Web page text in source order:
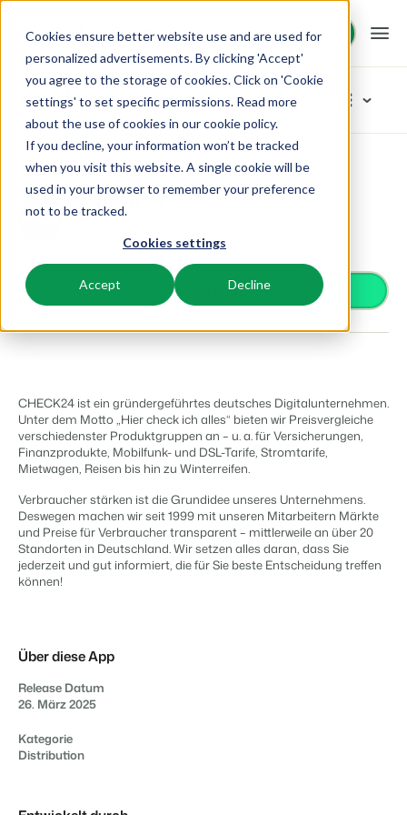
Cookies ensure better website use and are used for
personalized advertisements. By clicking 'Accept'
you agree to the storage of cookies. Click on 'Cookie
settings' to set specific permissions. Read more
about the use of cookies in our cookie policy.
If you decline, your information won’t be tracked
when you visit this website. A single cookie will be
used in your browser to remember your preference
not to be tracked.
Cookies settings
Accept Decline
Demo anfragen
Demo anfragen
Plattform
BEX PMS
PMS
Verwalte alle Backoffice Abläufe.
Vermarkte dein Angebot auf verschiedenen Channels.
Verbinde dich mit deinen Lieblingsapps und -tools.
Business Intelligence
Triff Entscheidungen, die sich auf Zahlen und Fakten beruhen.
Eigentümerverwaltung
Zeige dich gegenüber Fewo- Eigentümern transparent.
Wechseln
Bist du bereit für den nächsten Schritt?
Du hast bereits eine Website? Binde sie ein!
BEX CMS
Website für Vermietungen
Unsere Lösungen
BEX für:
Ferienhäuser, Bungalows, Mobilheime und Weinfässer.
Stellplätze, Camping, Glamping und Zelten.
Ski-, Wellness-, Golf- und Tauchresorts.
Hotels
Hotelzimmer, Appartements, B&Bs und Pensionen.
Vermietungsagenturen
Exklusive Vermietung und Reseller.
Projektentwicklung
Immobilien und Neubauprojekte.
Ketten und eigenständige Marken
Ressourcen
Wissenswertes
BEX Educate | Pro
Weiter lernen, weiter führen in der Freizeitbranche
Events
Lerne uns auf verschiedenen Veranstaltungen kennen.
Kundenstories
Das sagen unsere Nutzer.
Kontakt
Wechseln
Bist du bereit für den nächsten Schritt?
Partnerprogramme
Lass uns gemeinsam die Branche transformieren.
Software Entwickler
Preise
Kundenstories
Für Ferienparks
Für Campingplätze
Wechseln
Anmelden
DE
App Store
Kategorien durchstöbern
Zutrittskontrolle
Zahlungsanbieter
Zahlungen erhalten
Distribution
Vermarkte dein Angebot auf verschiedenen Plattformen
Gästeerlebnis
Content Management
Integriere mit jedem CMS
Facility Management
Optimiere deine Betriebsabläufe
Revenue Management
Optimalisiere dein Pricing
Compliance Management
Gesetzeskonforme Unternehmensführung
Buchhaltung
Kommunikation
Strukturiere deine Gästekommunikatiom
Energiesysteme
App Store Distribution CHECK24
CHECK24
Bieten Sie Ihre Unterkunft auf CHECK24 an
Install app
CHECK24 ist ein gründergeführtes deutsches Digitalunternehmen.
Unter dem Motto „Hier check ich alles“ bieten wir Preisvergleiche
verschiedenster Produktgruppen an – u. a. für Versicherungen,
Finanzprodukte, Mobilfunk- und DSL-Tarife, Stromtarife,
Mietwagen, Reisen bis hin zu Winterreifen.
Verbraucher stärken ist die Grundidee unseres Unternehmens.
Deswegen machen wir seit 1999 mit unseren Mitarbeitern Märkte
und Preise für Verbraucher transparent – mittlerweile an über 20
Standorten in Deutschland. Wir setzen alles daran, dass Sie
jederzeit und gut informiert, die für Sie beste Entscheidung treffen
können!
Über diese App
Release Datum
26. März 2025
Kategorie
Distribution